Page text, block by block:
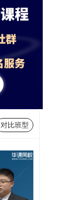
对比班型